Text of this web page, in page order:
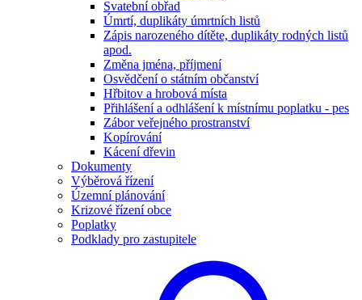
Svatební obřad
Úmrtí, duplikáty úmrtních listů
Zápis narozeného dítěte, duplikáty rodných listů
apod.
Změna jména, příjmení
Osvědčení o státním občanství
Hřbitov a hrobová místa
Přihlášení a odhlášení k místnímu poplatku - pes
Zábor veřejného prostranství
Kopírování
Kácení dřevin
Dokumenty
Výběrová řízení
Územní plánování
Krizové řízení obce
Poplatky
Podklady pro zastupitele